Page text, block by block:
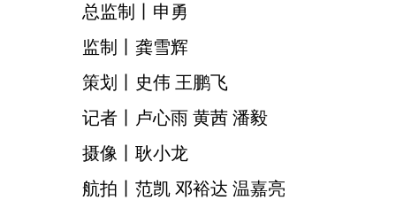
总监制丨申勇
监制丨龚雪辉
策划丨史伟 王鹏飞
记者丨卢心雨 黄茜 潘毅
摄像丨耿小龙
航拍丨范凯 邓裕达 温嘉亮